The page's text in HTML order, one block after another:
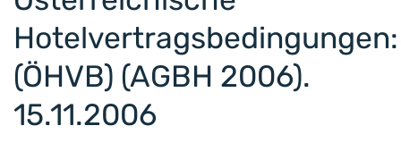
Hotelvertragsbedingungen:
(ÖHVB) (AGBH 2006).
15.11.2006